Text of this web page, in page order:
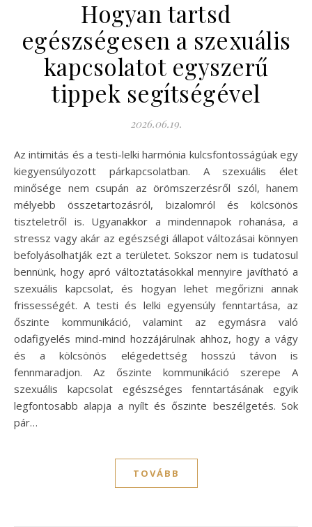
Hogyan tartsd
egészségesen a szexuális
kapcsolatot egyszerű
tippek segítségével
2026.06.19.
Az intimitás és a testi-lelki harmónia kulcsfontosságúak egy
kiegyensúlyozott párkapcsolatban. A szexuális élet
minősége nem csupán az örömszerzésről szól, hanem
mélyebb összetartozásról, bizalomról és kölcsönös
tiszteletről is. Ugyanakkor a mindennapok rohanása, a
stressz vagy akár az egészségi állapot változásai könnyen
befolyásolhatják ezt a területet. Sokszor nem is tudatosul
bennünk, hogy apró változtatásokkal mennyire javítható a
szexuális kapcsolat, és hogyan lehet megőrizni annak
frissességét. A testi és lelki egyensúly fenntartása, az
őszinte kommunikáció, valamint az egymásra való
odafigyelés mind-mind hozzájárulnak ahhoz, hogy a vágy
és a kölcsönös elégedettség hosszú távon is
fennmaradjon. Az őszinte kommunikáció szerepe A
szexuális kapcsolat egészséges fenntartásának egyik
legfontosabb alapja a nyílt és őszinte beszélgetés. Sok
pár…
TOVÁBB